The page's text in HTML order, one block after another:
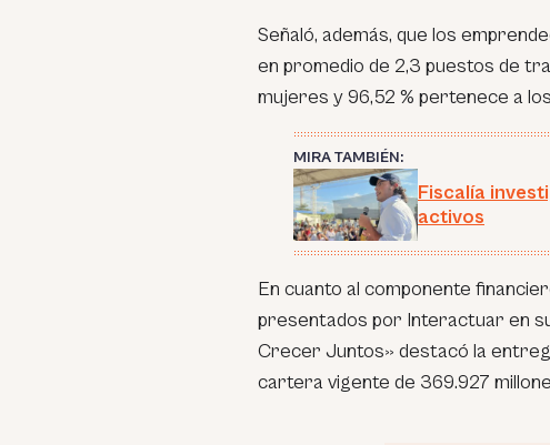
Señaló, además, que los
en promedio de 2,3 puestos de
mujeres y 96,52 % pertenece a
MIRA TAMBIÉN:
Fiscalía
activos
En cuanto al componente
presentados por Interactuar en
Crecer Juntos» destacó la
cartera vigente de 369.927